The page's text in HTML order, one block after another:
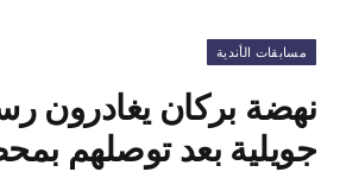
مسابقات الأندية
جويلية بعد توصلهم